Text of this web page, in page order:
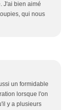
J'ai bien aimé
qui nous
un formidable
lorsque l'on
y a plusieurs